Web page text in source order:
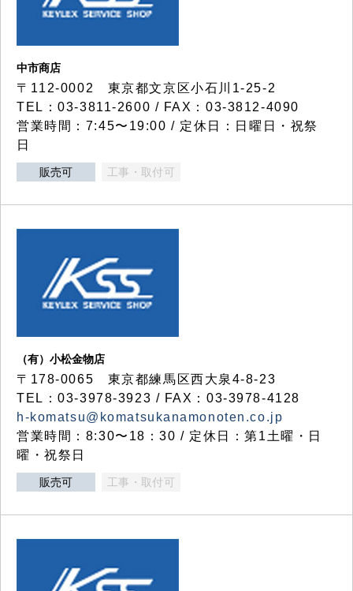
中市商店
〒112-0002 東京都文京区小石川1-25-2
TEL：03-3811-2600 / FAX：03-3812-4090
営業時間：7:45〜19:00 / 定休日：日曜日・祝祭
日
販売可 工事・取付可
（有）小松金物店
〒178-0065 東京都練馬区西大泉4-8-23
TEL：03-3978-3923 / FAX：03-3978-4128
h-komatsu@komatsukanamonoten.co.jp
営業時間：8:30〜18：30 / 定休日：第1土曜・日
曜・祝祭日
販売可 工事・取付可